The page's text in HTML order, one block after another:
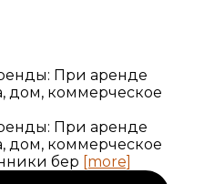
При аренде
дом, коммерческое
При аренде
дом, коммерческое
бер [more]